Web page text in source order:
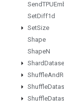
Send
SetDiff1d
SetSize
Shape
ShapeN
Shard
ShuffleAnd
Shuffle
Shuffle